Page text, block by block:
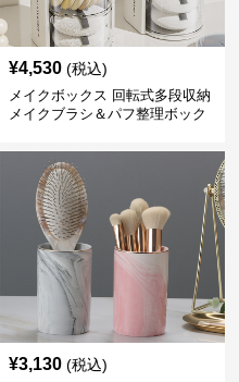
¥4,530 (税込)
メイクボックス 回転式多段収納
メイクブラシ＆パフ整理ボック
¥3,130 (税込)